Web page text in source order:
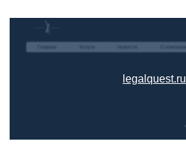
legalquest.ru